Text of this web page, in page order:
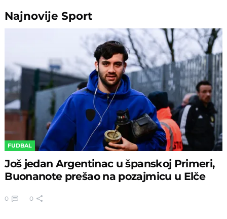
NajnovijeSport
FUDBAL
Još jedan Argentinac u španskoj Primeri,
Buonanote prešao na pozajmicu u Elče
0 0